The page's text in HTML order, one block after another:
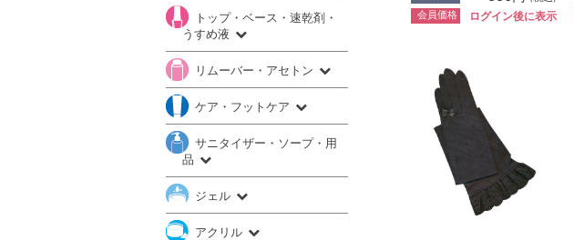
会員価格 ログイン後に表示
トップ・ベース・速乾剤・
うすめ液
リムーバー・アセトン
ケア・フットケア
サニタイザー・ソープ・用
品
ジェル
アクリル